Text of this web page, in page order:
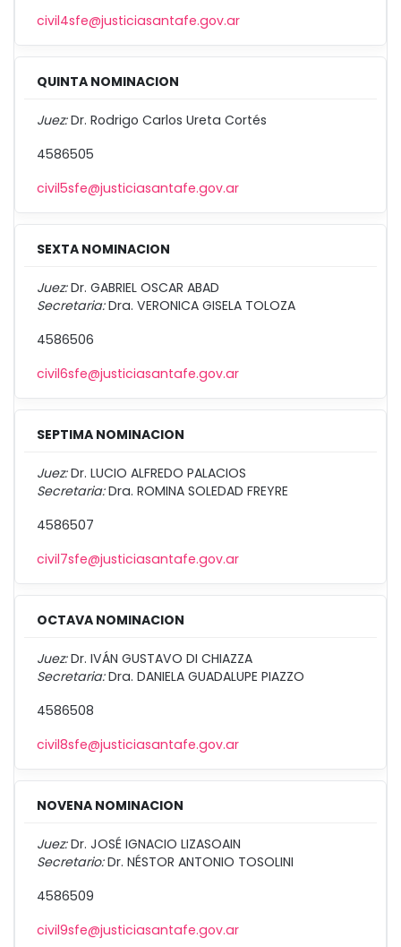
civil4sfe@justiciasantafe.gov.ar
QUINTA NOMINACION
Juez:Dr. Rodrigo Carlos Ureta Cortés
4586505
civil5sfe@justiciasantafe.gov.ar
SEXTA NOMINACION
Juez:Dr. GABRIEL OSCAR ABAD
Secretaria:Dra. VERONICA GISELA TOLOZA
4586506
civil6sfe@justiciasantafe.gov.ar
SEPTIMA NOMINACION
Juez:Dr. LUCIO ALFREDO PALACIOS
Secretaria:Dra. ROMINA SOLEDAD FREYRE
4586507
civil7sfe@justiciasantafe.gov.ar
OCTAVA NOMINACION
Juez:Dr. IVÁN GUSTAVO DI CHIAZZA
Secretaria:Dra. DANIELA GUADALUPE PIAZZO
4586508
civil8sfe@justiciasantafe.gov.ar
NOVENA NOMINACION
Juez:Dr. JOSÉ IGNACIO LIZASOAIN
Secretario:Dr. NÉSTOR ANTONIO TOSOLINI
4586509
civil9sfe@justiciasantafe.gov.ar